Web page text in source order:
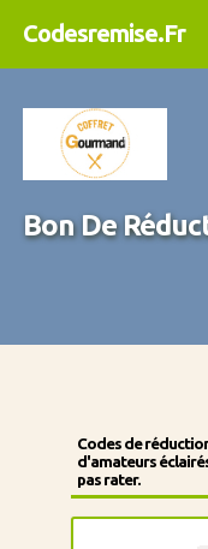
Codesremise.Fr
Bon De
Codes de
d'amateurs
pas rater.